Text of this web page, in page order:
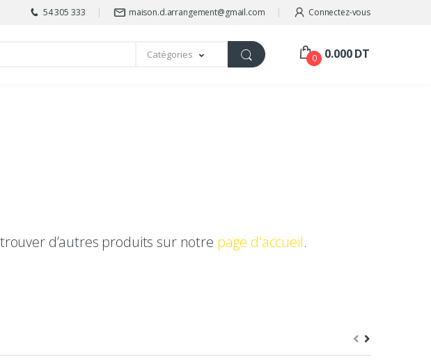
54 305 333 maison.d.arrangement@gmail.com Connectez-vous
Catégories 0 0.000 DT
d’autres produits sur notre page d'accueil.